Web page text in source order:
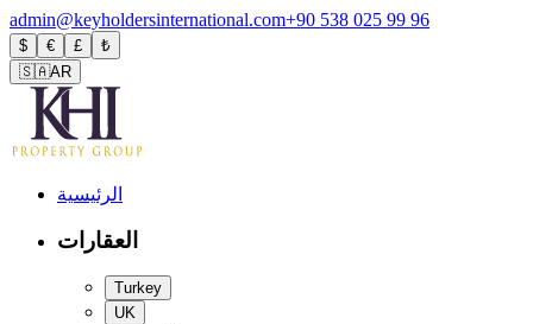
admin@keyholdersinternational.com+90 538 025 99 96
$ € £
₺
🇸🇦AR
الرئيسية
العقارات
Turkey
UK